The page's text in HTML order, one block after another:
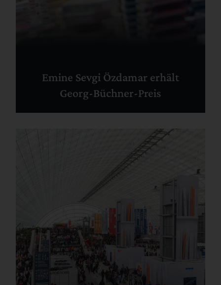
Emine Sevgi Özdamar erhält
Georg-Büchner-Preis